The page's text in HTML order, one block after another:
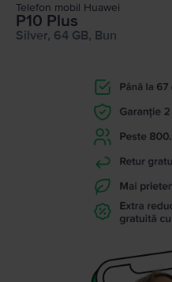
Telefon mobil Huawei
P10 Plus
Silver, 64 GB, Bun